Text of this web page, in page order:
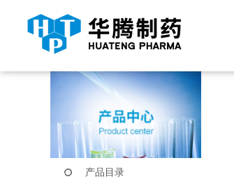
当前位置： 首页 产品中心
产品目录